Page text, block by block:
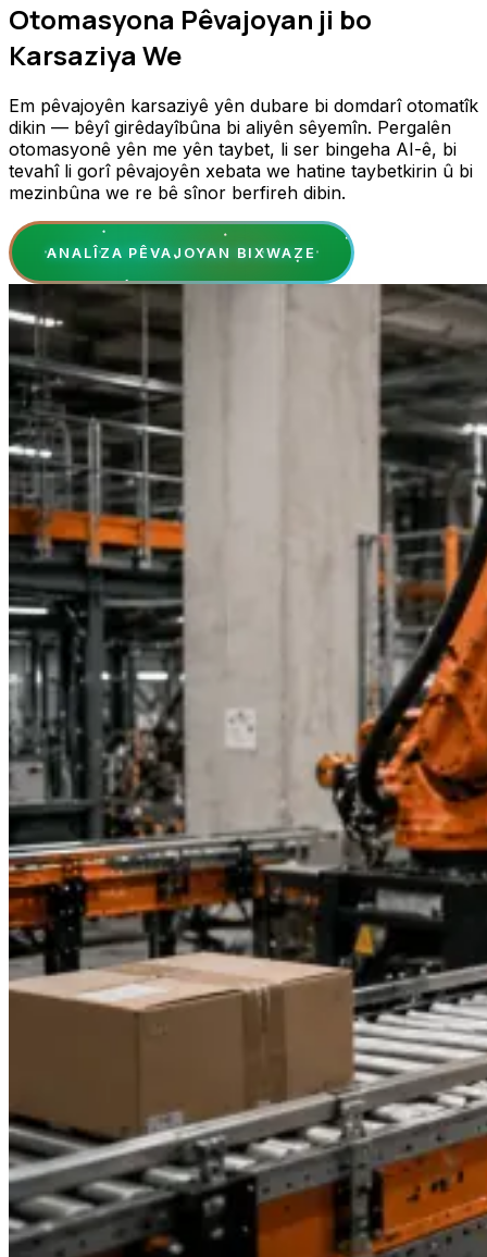
Otomasyona Pêvajoyan ji bo
Karsaziya We
Em pêvajoyên karsaziyê yên dubare bi domdarî otomatîk
dikin — bêyî girêdayîbûna bi aliyên sêyemîn. Pergalên
otomasyonê yên me yên taybet, li ser bingeha AI-ê, bi
tevahî li gorî pêvajoyên xebata we hatine taybetkirin û bi
mezinbûna we re bê sînor berfireh dibin.
ANALÎZA PÊVAJOYAN BIXWAZE